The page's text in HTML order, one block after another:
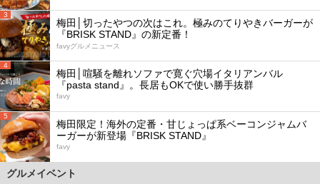
3
梅田│切ったやつの次はこれ。極みのてりやきバーガーが
『BRISK STAND』の新定番！
favyグルメニュース
4
梅田│喧騒を離れソファで寛ぐ穴場イタリアンバル
『pasta stand』。長居もOKで使い勝手抜群
favy
5
梅田限定！海外の定番・甘じょっぱ系ベーコンジャムバ
ーガーが新登場『BRISK STAND』
favy
グルメイベント